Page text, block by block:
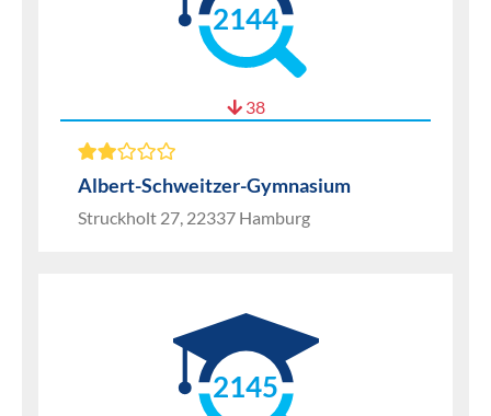
2144
38
Albert-Schweitzer-Gymnasium
Struckholt 27, 22337 Hamburg
2145